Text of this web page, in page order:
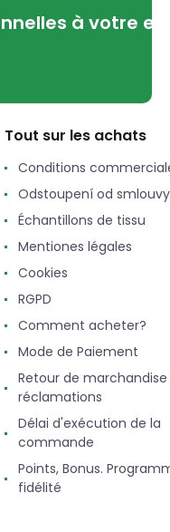
à votre
Tout sur les achats
Conditions
Odstoupení od smlouvy
Échantillons de tissu
Mentiones légales
Cookies
RGPD
Comment acheter?
Mode de Paiement
Retour de
réclamations
Délai d'exécution de la
commande
Points, Bonus.
fidélité